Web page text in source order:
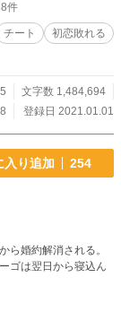
件
チート
初恋敗れる
文字数 1,484,694
登録日 2021.01.01
入り追加 254
ら婚約解消される。
ゴは翌日から寝込ん